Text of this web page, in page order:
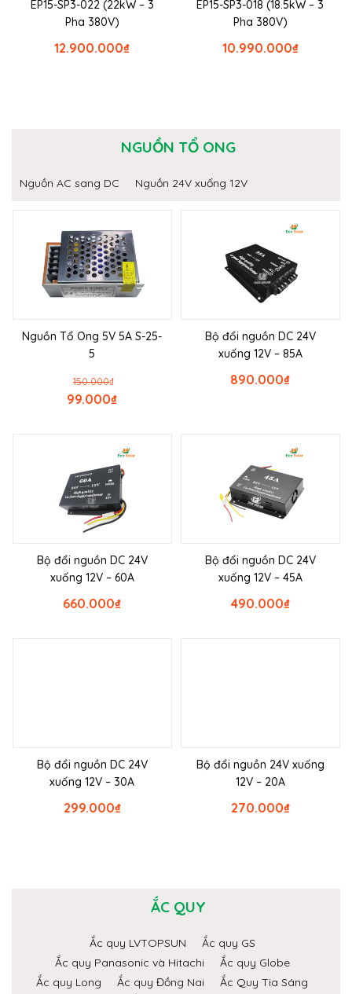
EP15-SP3-022 (22kW – 3
Pha 380V)
₫
12.900.000
EP15-SP3-018 (18.5kW – 3
Pha 380V)
₫
10.990.000
NGUỒN TỔ ONG
Nguồn AC sang DC Nguồn 24V xuống 12V
Nguồn Tổ Ong 5V 5A S-25-
5
₫
150.000
₫
99.000
Bộ đổi nguồn DC 24V
xuống 12V – 85A
₫
890.000
Bộ đổi nguồn DC 24V
xuống 12V – 60A
₫
660.000
Bộ đổi nguồn DC 24V
xuống 12V – 45A
₫
490.000
Bộ đổi nguồn DC 24V
xuống 12V – 30A
₫
299.000
Bộ đổi nguồn 24V xuống
12V – 20A
₫
270.000
ẮC QUY
Ắc quy LVTOPSUN
Ắc quy GS
Ắc quy Panasonic và Hitachi
Ắc quy Globe
Ắc quy Long
Ắc quy Đồng Nai
Ắc Quy Tia Sáng